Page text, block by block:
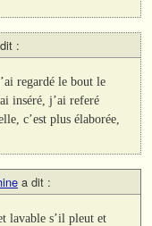
:
regardé le bout le
inséré, j’ai referé
c’est plus élaborée,
a dit :
s’il pleut et